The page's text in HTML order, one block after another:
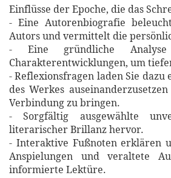
Einflüsse der Epoche, die das
- Eine Autorenbiografie
Autors und vermittelt die
- Eine gründliche
Charakterentwicklungen, um
- Reflexionsfragen laden Sie
des Werkes
Verbindung zu bringen.
- Sorgfältig ausgewählte
literarischer Brillanz hervor.
- Interaktive Fußnoten erklären
Anspielungen und veraltete
informierte Lektüre.